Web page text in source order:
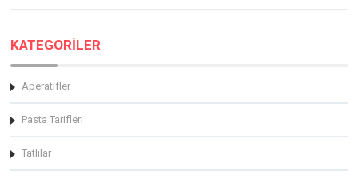
KATEGORİLER
Aperatifler
Pasta Tarifleri
Tatlılar